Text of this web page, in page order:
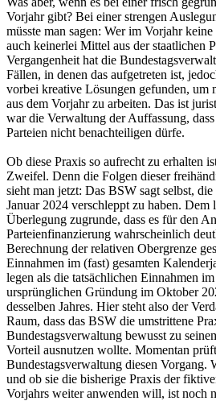
Vorjahr gibt? Bei einer strengen
müsste man sagen: Wer im Vorjahr
auch keinerlei Mittel aus der staatlichen
Vergangenheit hat die
Fällen, in denen das aufgetreten ist,
vorbei kreative Lösungen gefunden, um
aus dem Vorjahr zu arbeiten. Das ist
war die Verwaltung der Auffassung,
Parteien nicht benachteiligen dürfe.
Ob diese Praxis so aufrecht zu erhalten
Zweifel. Denn die Folgen dieser
sieht man jetzt: Das BSW sagt selbst,
Januar 2024 verschleppt zu haben.
Überlegung zugrunde, dass es für den
Parteienfinanzierung wahrscheinlich
Berechnung der relativen Obergrenze
Einnahmen im (fast) gesamten
legen als die tatsächlichen Einnahmen
ursprünglichen Gründung im Oktober
desselben Jahres. Hier steht also der
Raum, dass das BSW die umstrittene
Bundestagsverwaltung bewusst zu
Vorteil ausnutzen wollte. Momentan
Bundestagsverwaltung diesen Vorgang.
und ob sie die bisherige Praxis der
Vorjahrs weiter anwenden will, ist noch